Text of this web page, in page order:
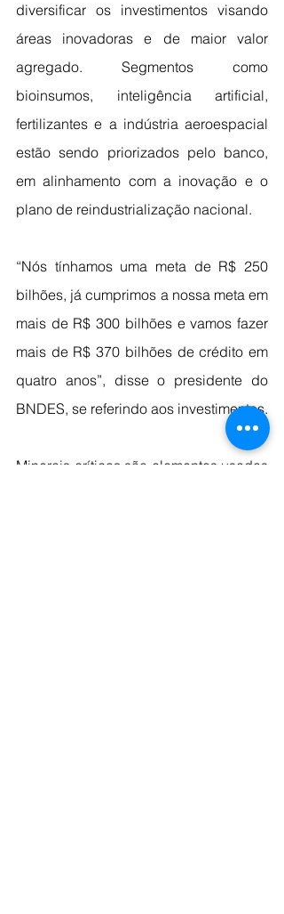
diversificar os investimentos visando
áreas inovadoras e de maior valor
agregado. Segmentos como
bioinsumos, inteligência artificial,
fertilizantes e a indústria aeroespacial
estão sendo priorizados pelo banco,
em alinhamento com a inovação e o
plano de reindustrialização nacional.
“Nós tínhamos uma meta de R$ 250
bilhões, já cumprimos a nossa meta em
mais de R$ 300 bilhões e vamos fazer
mais de R$ 370 bilhões de crédito em
quatro anos”, disse o presidente do
BNDES, se referindo aos investimentos.
Minerais críticos são elementos usados